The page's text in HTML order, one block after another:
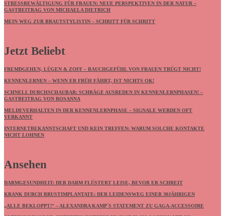
STRESSBEWÄLTIGUNG FÜR FRAUEN: NEUE PERSPEKTIVEN IN DER NATUR –
GASTBEITRAG VON MICHAELA DIETRICH
MEIN WEG ZUR BRAUTSTYLISTIN – SCHRITT FÜR SCHRITT
Jetzt Beliebt
FREMDGEHEN, LÜGEN & ZOFF – BAUCHGEFÜHL VON FRAUEN TRÜGT NICHT!
KENNENLERNEN – WENN ER FRÜH FÄHRT, IST NICHTS OK!
SCHNELL DURCHSCHAUBAR: SCHRÄGE AUSREDEN IN KENNENLERNPHASEN! –
GASTBEITRAG VON ROSANNA
MELDEVERHALTEN IN DER KENNENLERNPHASE – SIGNALE WERDEN OFT
VERKANNT
INTERNETBEKANNTSCHAFT UND KEIN TREFFEN: WARUM SOLCHE KONTAKTE
NICHT LOHNEN
Ansehen
DARMGESUNDHEIT: DER DARM FLÜSTERT LEISE, BEVOR ER SCHREIT
KRANK DURCH BRUSTIMPLANTATE: DER LEIDENSWEG EINER 30JÄHRIGEN
„ALLE BEKLOPPT!“ – ALEXANDRA KAMP`S STATEMENT ZU GAGA-ACCESSOIRE